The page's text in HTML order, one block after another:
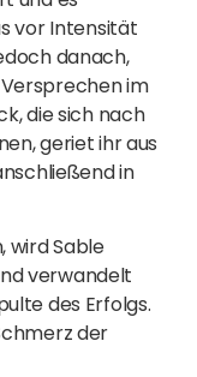
vor Intensität
danach,
im
die sich nach
geriet ihr aus
in
wird Sable
verwandelt
des Erfolgs.
der